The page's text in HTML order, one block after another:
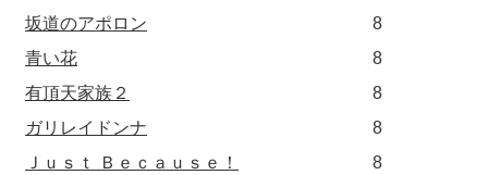
坂道のアポロン
8
青い花
8
有頂天家族２
8
ガリレイドンナ
8
Ｊｕｓｔ Ｂｅｃａｕｓｅ！
8